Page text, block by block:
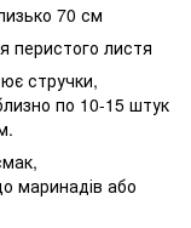
70 см
перистого листя
стручки,
по 10-15 штук
маринадів або